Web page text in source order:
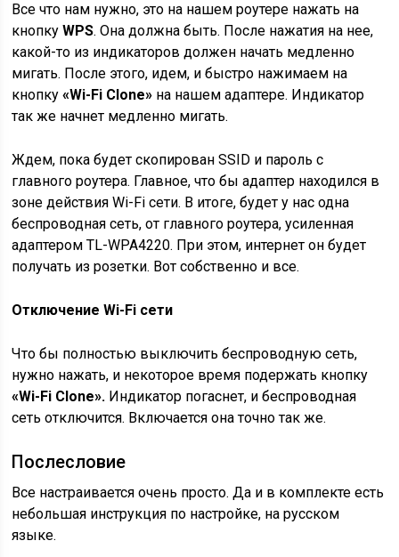
Все что нам нужно, это на нашем роутере нажать на
кнопкуWPS. Она должна быть. После нажатия на нее,
какой-то из индикаторов должен начать медленно
мигать. После этого, идем, и быстро нажимаем на
кнопку«Wi-Fi Clone» на нашем адаптере. Индикатор
так же начнет медленно мигать.
Ждем, пока будет скопирован SSID и пароль с
главного роутера. Главное, что бы адаптер находился в
зоне действия Wi-Fi сети. В итоге, будет у нас одна
беспроводная сеть, от главного роутера, усиленная
адаптером TL-WPA4220. При этом, интернет он будет
получать из розетки. Вот собственно и все.
Отключение Wi-Fi сети
Что бы полностью выключить беспроводную сеть,
нужно нажать, и некоторое время подержать кнопку
«Wi-Fi Clone». Индикатор погаснет, и беспроводная
сеть отключится. Включается она точно так же.
Послесловие
Все настраивается очень просто. Да и в комплекте есть
небольшая инструкция по настройке, на русском
языке.